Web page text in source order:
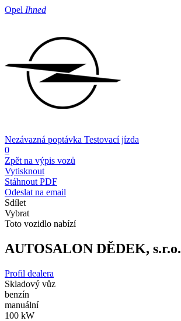
Opel Ihned
Nezávazná poptávka Testovací jízda
0
Zpět na výpis vozů
Vytisknout
Stáhnout PDF
Odeslat na email
Sdílet
Vybrat
Toto vozidlo nabízí
AUTOSALON DĚDEK, s.r.o.
Profil dealera
Skladový vůz
benzín
manuální
100 kW